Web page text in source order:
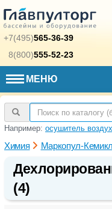
+7(495)565-36-39
8(800)555-52-23
МЕНЮ
Например: осушитель
Химия Маркопул-
(4)